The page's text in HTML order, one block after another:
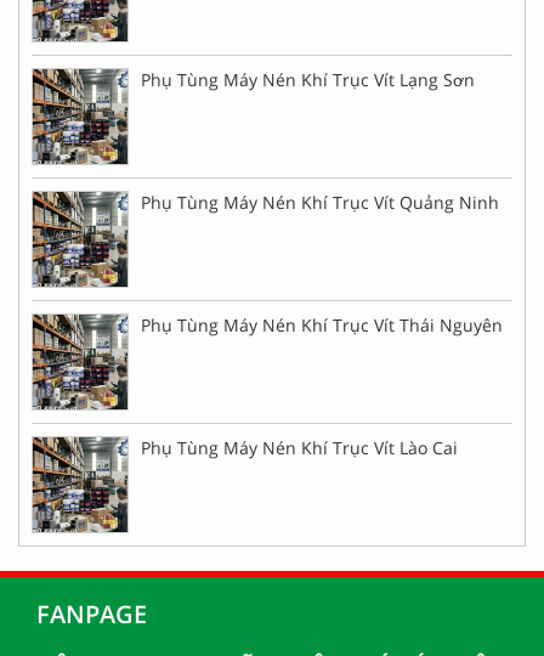
Phụ Tùng Máy Nén Khí Trục Vít Lạng Sơn
Phụ Tùng Máy Nén Khí Trục Vít Quảng Ninh
Phụ Tùng Máy Nén Khí Trục Vít Thái Nguyên
Phụ Tùng Máy Nén Khí Trục Vít Lào Cai
FANPAGE